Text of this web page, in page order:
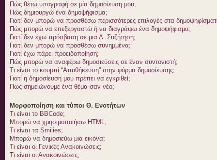
Πώς θέτω υπογραφή σε μία δημοσίευση μου;
Πώς δημιουργώ ένα δημοψήφισμα;
Γιατί δεν μπορώ να προσθέσω περισσότερες επιλογές στα
Πώς μπορώ να επεξεργαστώ ή να διαγράψω ένα δημοψήφισμα;
Γιατί δεν έχω πρόσβαση σε μια Δ. Συζήτηση;
Γιατί δεν μπορώ να προσθέσω συνημμένα;
Γιατί έχω πάρει προειδοποίηση;
Πώς μπορώ να αναφέρω δημοσιεύσεις σε έναν συντονιστή;
Τι είναι το κουμπί “Αποθήκευση” στην φόρμα δημοσίευσης;
Γιατί η δημοσίευση μου πρέπει να εγκριθεί;
Πως σημειώνουμε ένα θέμα σαν νέο;
Μορφοποίηση και τύποι Θ. Ενοτήτων
Τι είναι το BBCode;
Μπορώ να χρησιμοποιήσω HTML;
Τι είναι τα Smilies;
Μπορώ να δημοσιεύω μια εικόνα;
Τι είναι οι Γενικές Ανακοινώσεις;
Τι είναι οι Ανακοινώσεις;